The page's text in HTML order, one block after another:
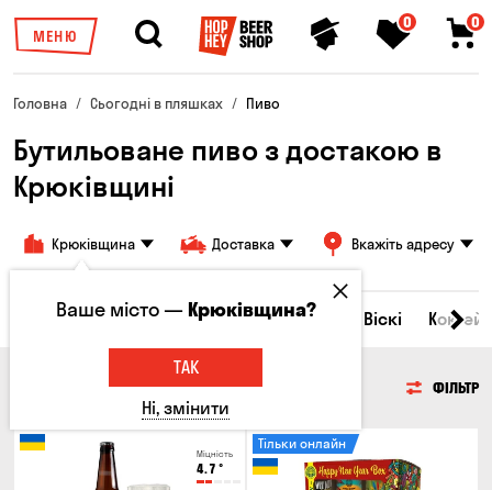
МЕНЮ
0 0
Головна Сьогодні в пляшках Пиво
Бутильоване пиво з достакою в
Крюківщині
Крюківщина Доставка Вкажіть адресу
Всі товари Пиво Сидр Вино Віскі
ФІЛЬТР
Міцність
4.7 °
Тільки онлайн
Ваше місто —Крюківщина?
ТАК
Ні, змінити